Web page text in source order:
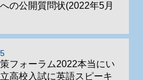
の公開質問状(2022年5月
策フォーラム2022本当にい
高校入試に英語スピーキ